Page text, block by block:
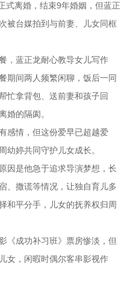
式离婚，结束9年婚姻，但蓝正
被台媒拍到与前妻、儿女同框
，蓝正龙耐心教导女儿写作
期间两人频繁闲聊，饭后一同
忙拿背包、送前妻和孩子回
婚的隔阂。
感情，但这份爱早已超越爱
幼婷共同守护儿女成长。
因是他急于追求导演梦想，长
、撒谎等情况，让独自育儿多
和平分手，儿女的抚养权归周
《成功补习班》票房惨淡，但
女，闲暇时偶尔客串影视作